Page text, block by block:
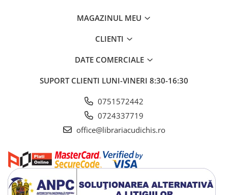
Penare cu trei compartimente
Accesorii pentru pictură
Creioane grafit și cărbune
Culori acrilice
Culori în ulei
MAGAZINUL MEU
CLIENTI
DATE COMERCIALE
SUPORT CLIENTI LUNI-VINERI 8:30-16:30
0751572442
0724337719
office@librariacudichis.ro